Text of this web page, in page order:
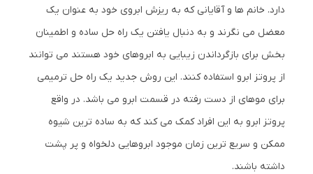
دارد. خانم ها و آقایانی که به ریزش ابروی خود به عنوان یک
معضل می نگرند و به دنبال یافتن یک راه حل ساده و اطمینان
بخش برای بازگرداندن زیبایی به ابروهای خود هستند می توانند
از پروتز ابرو استفاده کنند. این روش جدید یک راه حل ترمیمی
برای موهای از دست رفته در قسمت ابرو می باشد. در واقع
پروتز ابرو به این افراد کمک می کند که به ساده ترین شیوه
ممکن و سریع ترین زمان موجود ابروهایی دلخواه و پر پشت
داشته باشند.